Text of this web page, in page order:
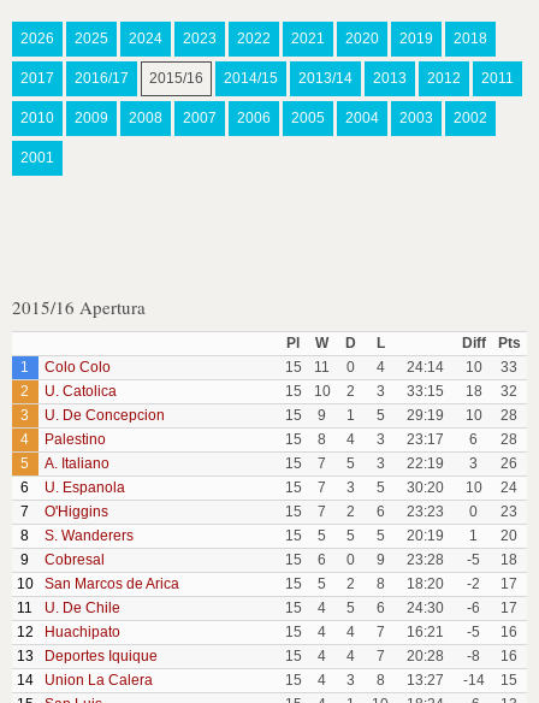
2026 2025 2024 2023 2022 2021 2020 2019 2018
2017 2016/17 2015/16 2014/15 2013/14 2013 2012 2011
2010 2009 2008 2007 2006 2005 2004 2003 2002
2001
2015/16 Apertura
Pl W D L Diff
Pts
1
Colo Colo 15 11 0 4 24:14 10
33
2
U. Catolica 15 10 2 3 33:15 18
32
3
U. De Concepcion 15 9 1 5 29:19 10
28
4
Palestino 15 8 4 3 23:17 6
28
5
A. Italiano 15 7 5 3 22:19 3
26
6
U. Espanola 15 7 3 5 30:20 10
24
7
O'Higgins 15 7 2 6 23:23 0
23
8
S. Wanderers 15 5 5 5 20:19 1
20
9
Cobresal 15 6 0 9 23:28 -5
18
10
San Marcos de Arica 15 5 2 8 18:20 -2
17
11
U. De Chile 15 4 5 6 24:30 -6
17
12
Huachipato 15 4 4 7 16:21 -5
16
13
Deportes Iquique 15 4 4 7 20:28 -8
16
14
Union La Calera 15 4 3 8 13:27 -14
15